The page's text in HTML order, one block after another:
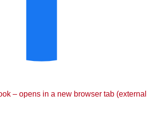
– opens in a new browser tab (external